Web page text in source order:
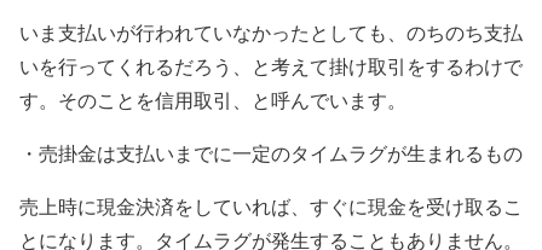
いま支払いが行われていなかったとしても、のちのち支払
いを行ってくれるだろう、と考えて掛け取引をするわけで
す。そのことを信用取引、と呼んでいます。
・売掛金は支払いまでに一定のタイムラグが生まれるもの
売上時に現金決済をしていれば、すぐに現金を受け取るこ
とになります。タイムラグが発生することもありません。